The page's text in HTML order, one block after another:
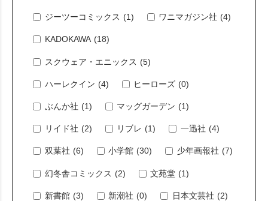
ジーツーコミックス (1) ワニマガジン社 (4)
KADOKAWA (18)
スクウェア・エニックス (5)
ハーレクイン (4) ヒーローズ (0)
ぶんか社 (1) マッグガーデン (1)
リイド社 (2) リブレ (1) 一迅社 (4)
双葉社 (6) 小学館 (30) 少年画報社 (7)
幻冬舎コミックス (2) 文苑堂 (1)
新書館 (3) 新潮社 (0) 日本文芸社 (2)